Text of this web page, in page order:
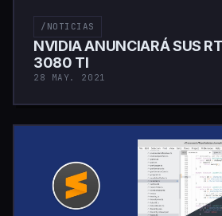
/NOTICIAS
NVIDIA ANUNCIARÁ SUS
3080 TI
28 MAY. 2021